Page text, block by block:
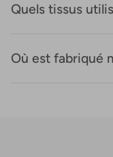
Quels tissus
Où est fabriqué